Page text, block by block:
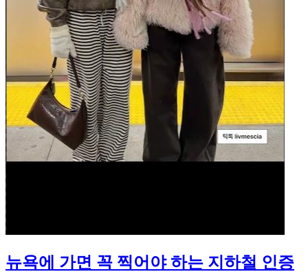
뉴욕에 가면 꼭 찍어야 하는 지하철 인증